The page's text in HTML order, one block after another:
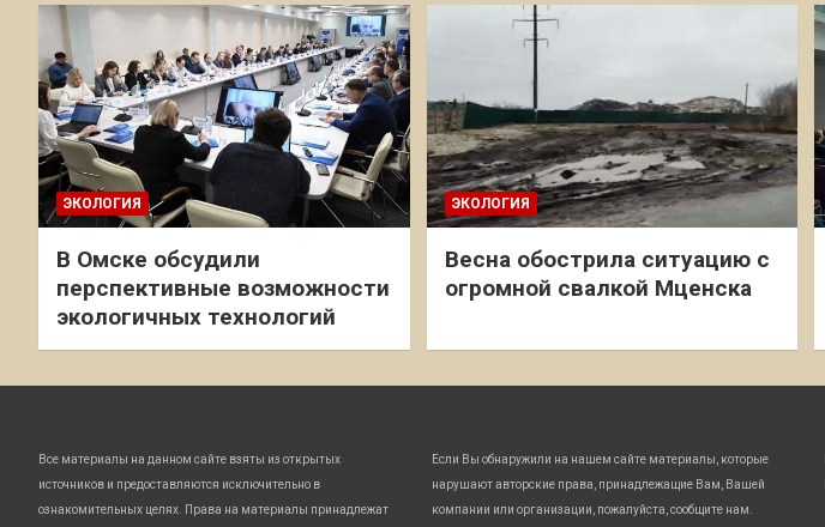
ЭКОЛОГИЯ
В Омске обсудили
перспективные возможности
экологичных технологий
ЭКОЛОГИЯ
Весна обострила ситуацию с
огромной свалкой Мценска
Все материалы на данном сайте взяты из открытых
источников и предоставляются исключительно в
ознакомительных целях. Права на материалы принадлежат
Если Вы обнаружили на нашем сайте материалы, которые
нарушают авторские права, принадлежащие Вам, Вашей
компании или организации, пожалуйста, сообщите нам.